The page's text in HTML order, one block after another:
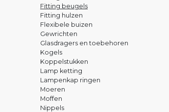
Fitting beugels
Fitting hulzen
Flexibele buizen
Gewrichten
Glasdragers en toebehoren
Kogels
Koppelstukken
Lamp ketting
Lampenkap ringen
Moeren
Moffen
Nippels